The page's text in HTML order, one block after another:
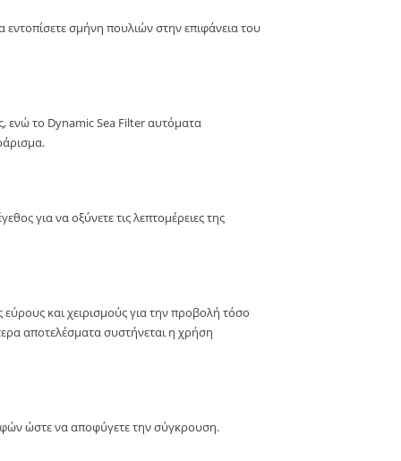
σμήνη πουλιών στην επιφάνεια του
ενώ το Dynamic Sea Filter αυτόματα
για να οξύνετε τις λεπτομέρειες της
και χειρισμούς για την προβολή τόσο
αποτελέσματα συστήνεται η χρήση
ώστε να αποφύγετε την σύγκρουση.